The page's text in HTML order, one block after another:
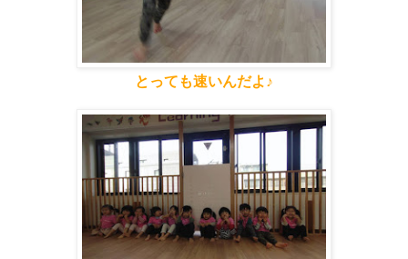
とっても速いんだよ♪